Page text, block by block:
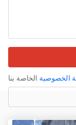
الخصوصية الخاصة بنا